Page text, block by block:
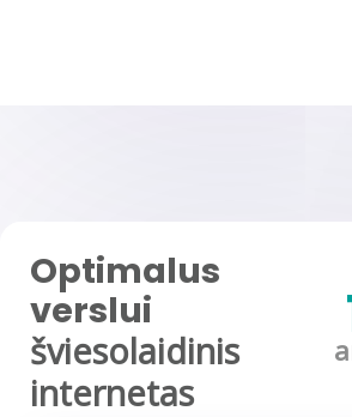
Optimalus
verslui
šviesolaidinis
internetas